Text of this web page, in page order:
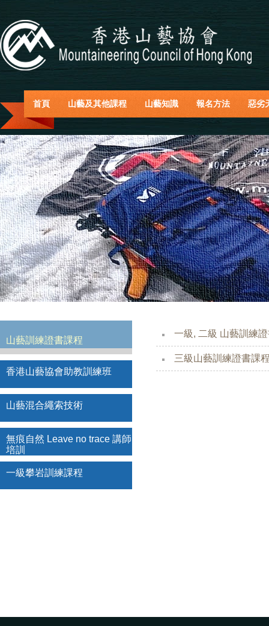
首頁 山藝及其他課程 山藝知識 報名方法 惡劣
山藝訓練證書課程
香港山藝協會助教訓練班
山藝混合繩索技術
無痕自然 Leave no trace 講師
培訓
一級攀岩訓練課程
一級, 二級 山藝訓練
三級山藝訓練證書課